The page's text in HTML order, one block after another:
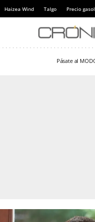
Haizea Wind Talgo Precio
Pásate al